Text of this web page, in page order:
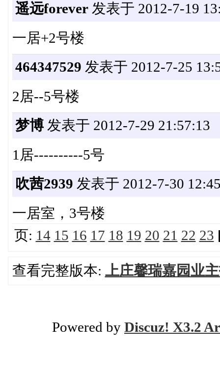
遥远forever发表于 2012-7-19
一居+2号楼
464347529 发表于 2012-7-25
2居--5号楼
梦博发表于 2012-7-29 21:57:13
1居----------5号
吹茜2939 发表于 2012-7-30
一居室，3号楼
页: 14 15 16 17 18 19 20 21 22 23
查看完整版本: 上庄馨瑞嘉园业
Powered by Discuz! X3.2